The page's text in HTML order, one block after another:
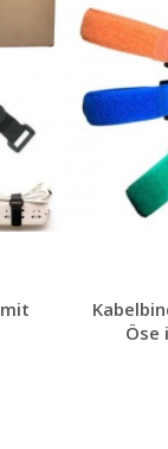
Öse